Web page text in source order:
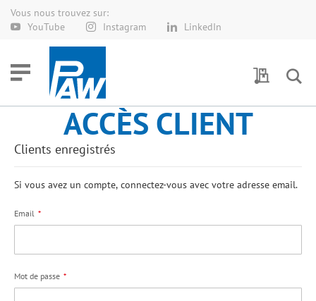
Vous nous trouvez sur:
YouTube
Instagram LinkedIn
Allez
Demande
ACCÈS CLIENT
Clients enregistrés
Si vous avez un compte, connectez-vous avec votre adresse email.
Email
Mot de passe